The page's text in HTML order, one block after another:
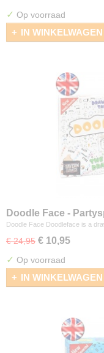
✓ Op voorraad
IN WINKELWAGEN
Doodle Face -
Doodle Face Doodleface is a
€ 24,95 € 10,95
✓ Op voorraad
IN WINKELWAGEN